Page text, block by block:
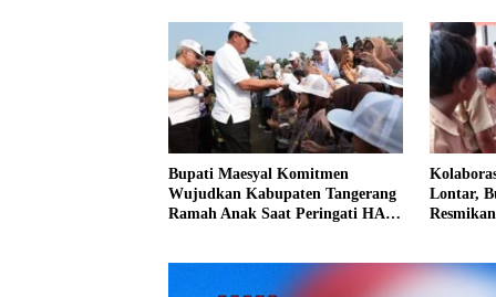
Bupati Maesyal Komitmen
Wujudkan Kabupaten Tangerang
Ramah Anak Saat Peringati HAN
Lontar,